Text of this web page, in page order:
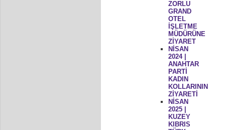
ZORLU
GRAND
OTEL
İŞLETME
MÜDÜRÜNE
ZİYARET
NİSAN
2024 |
ANAHTAR
PARTİ
KADIN
KOLLARININ
ZİYARETİ
NİSAN
2025 |
KUZEY
KIBRIS